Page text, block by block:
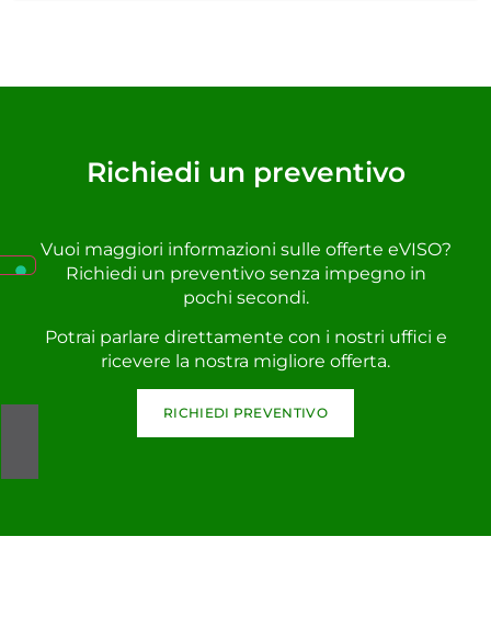
Richiedi un preventivo
Vuoi maggiori informazioni sulle offerte eVISO?
Richiedi un preventivo senza impegno in
pochi secondi.
Potrai parlare direttamente con i nostri uffici e
ricevere la nostra migliore offerta.
RICHIEDI PREVENTIVO